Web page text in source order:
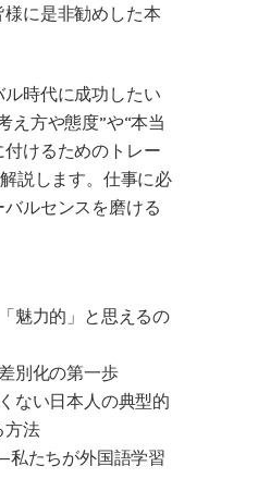
に是非勧めした本
時代に成功したい
え方や態度”や“本当
けるためのトレー
説します。仕事に必
ルセンスを磨ける
魅力的」と思えるの
別化の第一歩
ない日本人の典型的
方法
私たちが外国語学習